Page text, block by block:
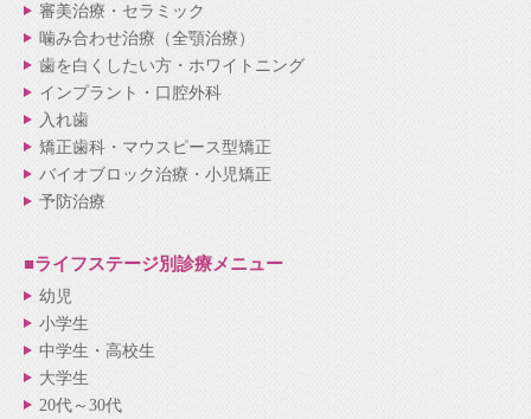
審美治療・セラミック
噛み合わせ治療（全顎治療）
歯を白くしたい方・ホワイトニング
インプラント・口腔外科
入れ歯
矯正歯科・マウスピース型矯正
バイオブロック治療・小児矯正
予防治療
■ライフステージ別診療メニュー
幼児
小学生
中学生・高校生
大学生
20代～30代